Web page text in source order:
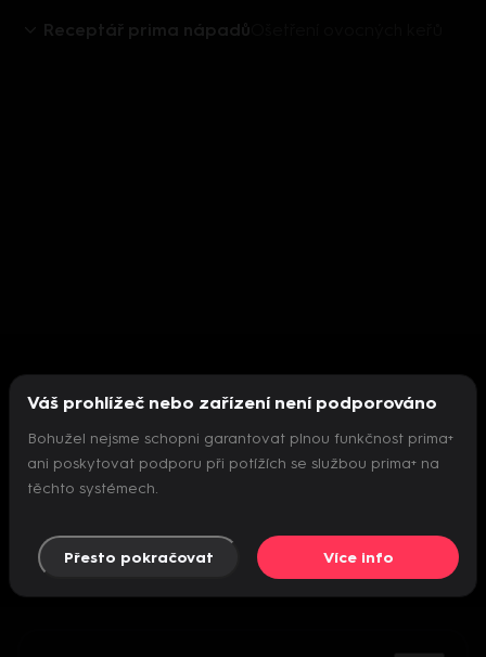
Receptář prima nápadů
Nepodařilo se inicializovat přehrávač
Váš prohlížeč nebo zařízení není podporováno
Bohužel nejsme schopni garantovat plnou funkčnost prima+
ani poskytovat podporu při potížích se službou prima+ na
těchto systémech.
Přesto pokračovat Více info